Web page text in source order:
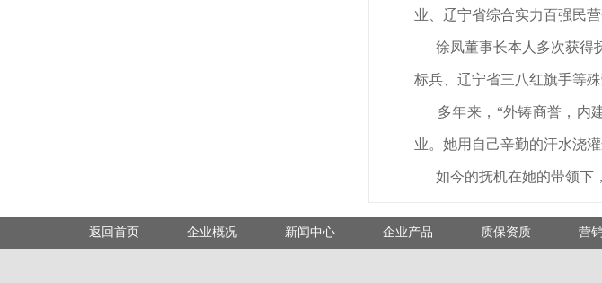
业、辽宁省综合实力百强民
徐凤董事长本人多次获得
标兵、辽宁省三八红旗手等
多年来，“外铸商誉，内建
业。她用自己辛勤的汗水浇
如今的抚机在她的带领下
返回首页 企业概况 新闻中心 企业产品 质保资质 营